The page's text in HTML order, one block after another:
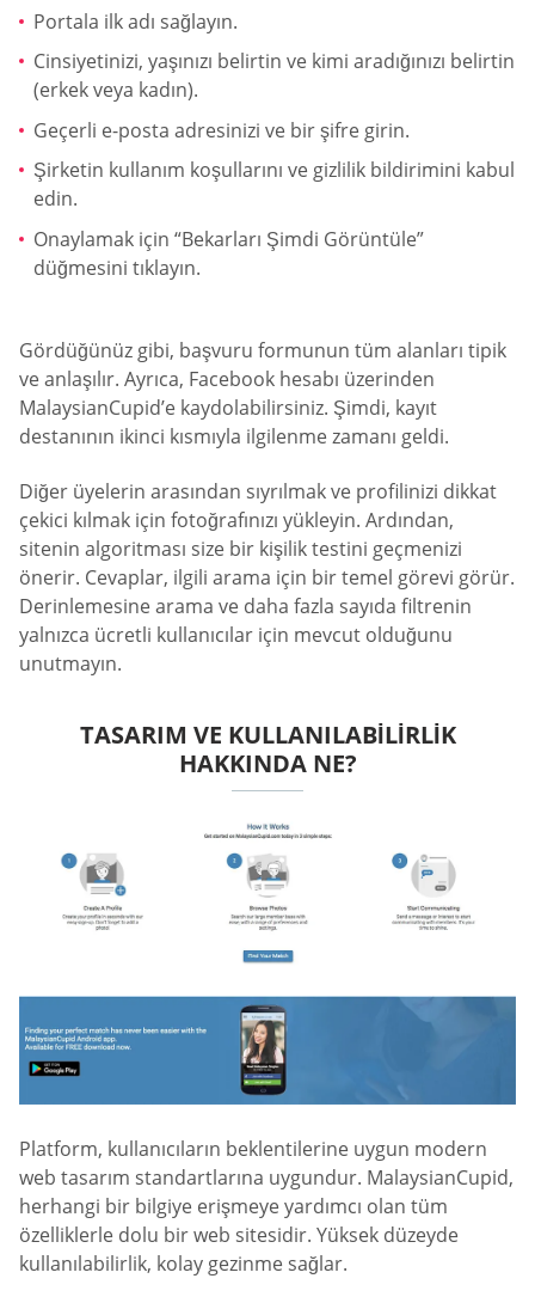
Portala ilk adı sağlayın.
Cinsiyetinizi, yaşınızı belirtin ve kimi aradığınızı belirtin
(erkek veya kadın).
Geçerli e-posta adresinizi ve bir şifre girin.
Şirketin kullanım koşullarını ve gizlilik bildirimini kabul
edin.
Onaylamak için “Bekarları Şimdi Görüntüle”
düğmesini tıklayın.
Gördüğünüz gibi, başvuru formunun tüm alanları tipik
ve anlaşılır. Ayrıca, Facebook hesabı üzerinden
MalaysianCupid’e kaydolabilirsiniz. Şimdi, kayıt
destanının ikinci kısmıyla ilgilenme zamanı geldi.
Diğer üyelerin arasından sıyrılmak ve profilinizi dikkat
çekici kılmak için fotoğrafınızı yükleyin. Ardından,
sitenin algoritması size bir kişilik testini geçmenizi
önerir. Cevaplar, ilgili arama için bir temel görevi görür.
Derinlemesine arama ve daha fazla sayıda filtrenin
yalnızca ücretli kullanıcılar için mevcut olduğunu
unutmayın.
TASARIM VE KULLANILABILIRLIK
HAKKINDA NE?
Platform, kullanıcıların beklentilerine uygun modern
web tasarım standartlarına uygundur. MalaysianCupid,
herhangi bir bilgiye erişmeye yardımcı olan tüm
özelliklerle dolu bir web sitesidir. Yüksek düzeyde
kullanılabilirlik, kolay gezinme sağlar.